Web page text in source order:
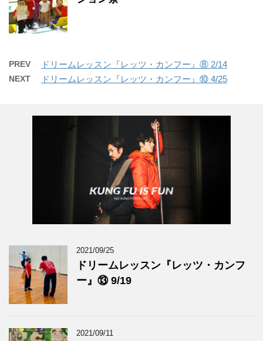
PREV ドリームレッスン『レッツ・カンフー』⑧ 2/14
NEXT ドリームレッスン『レッツ・カンフー』⑩ 4/25
2021/09/25
ドリームレッスン『レッツ・カンフ
ー』⑬ 9/19
2021/09/11